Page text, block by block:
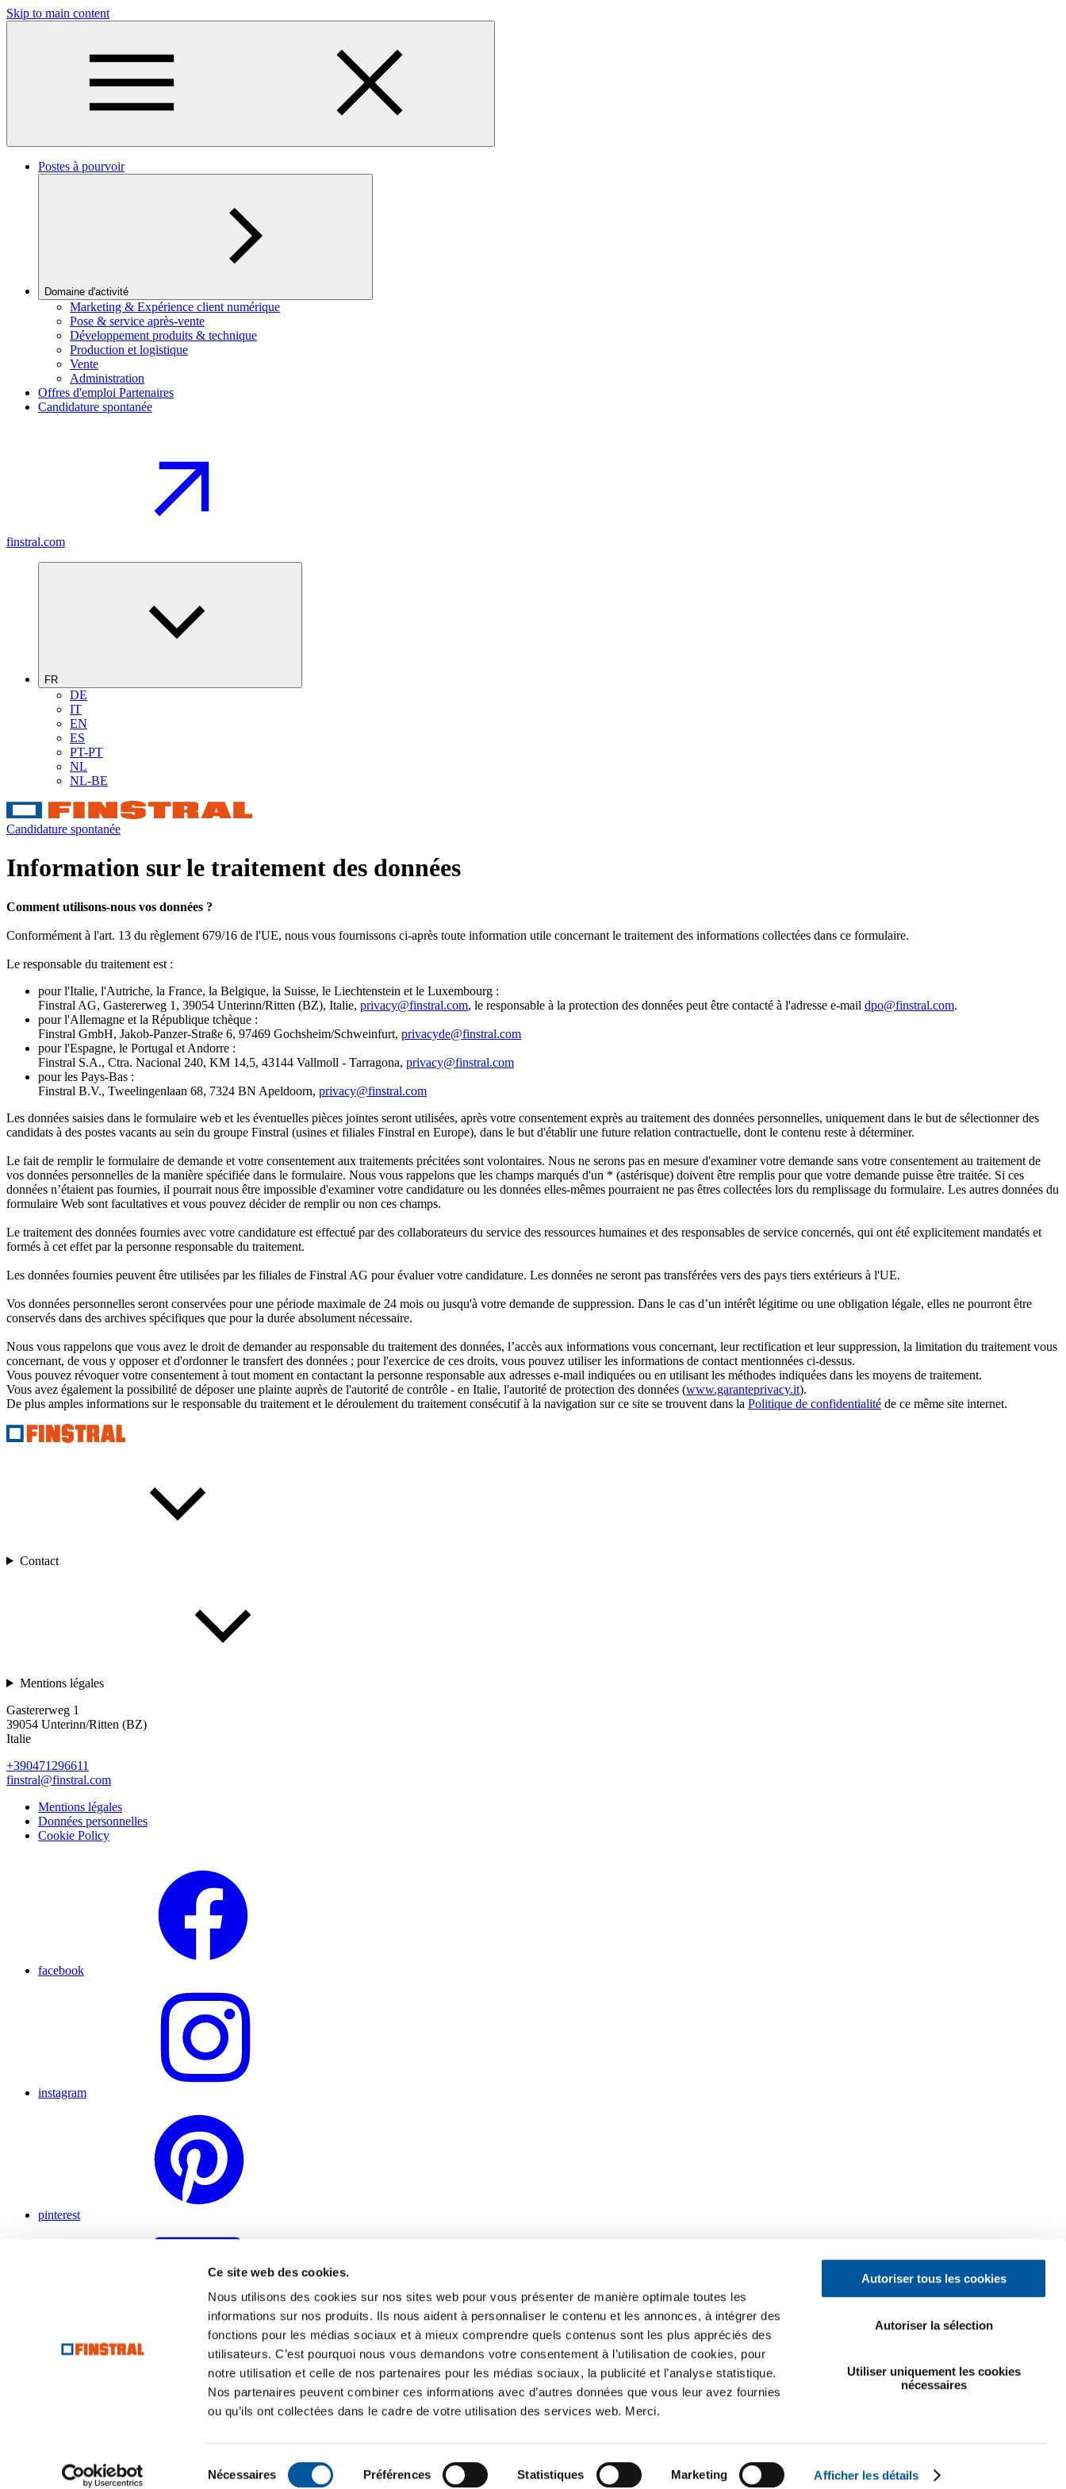
Ce site web des cookies.
Nous utilisons des cookies sur nos sites web pour vous présenter de manière optimale toutes les
informations sur nos produits. Ils nous aident à personnaliser le contenu et les annonces, à intégrer des
fonctions pour les médias sociaux et à mieux comprendre quels contenus sont les plus appréciés des
utilisateurs. C’est pourquoi nous vous demandons votre consentement à l’utilisation de cookies, pour
notre utilisation et celle de nos partenaires pour les médias sociaux, la publicité et l’analyse statistique.
Nos partenaires peuvent combiner ces informations avec d’autres données que vous leur avez fournies
ou qu’ils ont collectées dans le cadre de votre utilisation des services web. Merci.
du
Nécessaires Préférences Statistiques Marketing Afficher les détails
Autoriser tous les cookies
Autoriser la sélection
Utiliser uniquement les cookies
nécessaires
Skip to main content
Postes à pourvoir
Domaine d'activité
Marketing & Expérience client numérique
Pose & service après-vente
Développement produits & technique
Production et logistique
Vente
Administration
Offres d'emploi Partenaires
Candidature spontanée
finstral.com
FR
DE
IT
EN
ES
PT-PT
NL
NL-BE
Candidature spontanée
Information sur le traitement des données
Comment utilisons-nous vos données ?
Conformément à l'art. 13 du règlement 679/16 de l'UE, nous vous fournissons ci-après toute information utile concernant le traitement des informations collectées dans ce formulaire.
Le responsable du traitement est :
pour l'Italie, l'Autriche, la France, la Belgique, la Suisse, le Liechtenstein et le Luxembourg :
Finstral AG, Gastererweg 1, 39054 Unterinn/Ritten (BZ), Italie, privacy@finstral.com, le responsable à la protection des données peut être contacté à l'adresse e-mail dpo@finstral.com.
pour l'Allemagne et la République tchèque :
Finstral GmbH, Jakob-Panzer-Straße 6, 97469 Gochsheim/Schweinfurt, privacyde@finstral.com
pour l'Espagne, le Portugal et Andorre :
Finstral S.A., Ctra. Nacional 240, KM 14,5, 43144 Vallmoll - Tarragona, privacy@finstral.com
pour les Pays-Bas :
Finstral B.V., Tweelingenlaan 68, 7324 BN Apeldoorn, privacy@finstral.com
Les données saisies dans le formulaire web et les éventuelles pièces jointes seront utilisées, après votre consentement exprès au traitement des données personnelles, uniquement dans le but de sélectionner des
candidats à des postes vacants au sein du groupe Finstral (usines et filiales Finstral en Europe), dans le but d'établir une future relation contractuelle, dont le contenu reste à déterminer.
Le fait de remplir le formulaire de demande et votre consentement aux traitements précitées sont volontaires. Nous ne serons pas en mesure d'examiner votre demande sans votre consentement au traitement de
vos données personnelles de la manière spécifiée dans le formulaire. Nous vous rappelons que les champs marqués d'un * (astérisque) doivent être remplis pour que votre demande puisse être traitée. Si ces
données n’étaient pas fournies, il pourrait nous être impossible d'examiner votre candidature ou les données elles-mêmes pourraient ne pas êtres collectées lors du remplissage du formulaire. Les autres données du
formulaire Web sont facultatives et vous pouvez décider de remplir ou non ces champs.
Le traitement des données fournies avec votre candidature est effectué par des collaborateurs du service des ressources humaines et des responsables de service concernés, qui ont été explicitement mandatés et
formés à cet effet par la personne responsable du traitement.
Les données fournies peuvent être utilisées par les filiales de Finstral AG pour évaluer votre candidature. Les données ne seront pas transférées vers des pays tiers extérieurs à l'UE.
Vos données personnelles seront conservées pour une période maximale de 24 mois ou jusqu'à votre demande de suppression. Dans le cas d’un intérêt légitime ou une obligation légale, elles ne pourront être
conservés dans des archives spécifiques que pour la durée absolument nécessaire.
Nous vous rappelons que vous avez le droit de demander au responsable du traitement des données, l’accès aux informations vous concernant, leur rectification et leur suppression, la limitation du traitement vous
concernant, de vous y opposer et d'ordonner le transfert des données ; pour l'exercice de ces droits, vous pouvez utiliser les informations de contact mentionnées ci-dessus.
Vous pouvez révoquer votre consentement à tout moment en contactant la personne responsable aux adresses e-mail indiquées ou en utilisant les méthodes indiquées dans les moyens de traitement.
Vous avez également la possibilité de déposer une plainte auprès de l'autorité de contrôle - en Italie, l'autorité de protection des données (www.garanteprivacy.it).
De plus amples informations sur le responsable du traitement et le déroulement du traitement consécutif à la navigation sur ce site se trouvent dans la Politique de confidentialité de ce même site internet.
Contact
Mentions légales
Gastererweg 1
39054 Unterinn/Ritten (BZ)
Italie
+390471296611
finstral@finstral.com
Mentions légales
Données personnelles
Cookie Policy
facebook
instagram
pinterest
© Finstral AG | Capital Social : € 5.648.702,25 | Registre du Commerce Bozen n° : 00122260219 | N° TVA IT00122260219